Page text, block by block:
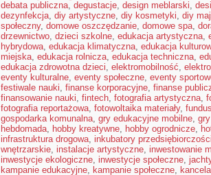
debata publiczna, degustacje, design meblarski,
dezynfekcja, diy artystyczne, diy kosmetyki, diy
społeczny, domowe oszczędzanie, domowe spa,
drzewnictwo, dzieci szkolne, edukacja artystyczna,
hybrydowa, edukacja klimatyczna, edukacja
miejska, edukacja rolnicza, edukacja techniczna,
edukacja zdrowotna dzieci, elektromobilność,
eventy kulturalne, eventy społeczne, eventy
festiwale nauki, finanse korporacyjne, finanse
finansowanie nauki, fintech, fotografia artystyczna,
fotografia reportażowa, fotowoltaika materiały,
gospodarka komunalna, gry edukacyjne mobilne,
hebdomada, hobby kreatywne, hobby ogrodnicze,
infrastruktura drogowa, inkubatory przedsiębiorczości
wnętrzarskie, instalacje artystyczne, inwestowanie
inwestycje ekologiczne, inwestycje społeczne,
kampanie edukacyjne, kampanie społeczne,